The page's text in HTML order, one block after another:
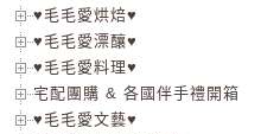
♥毛毛愛烘焙♥
♥毛毛愛漂釀♥
♥毛毛愛料理♥
宅配團購 & 各國伴手禮開箱
♥毛毛愛文藝♥